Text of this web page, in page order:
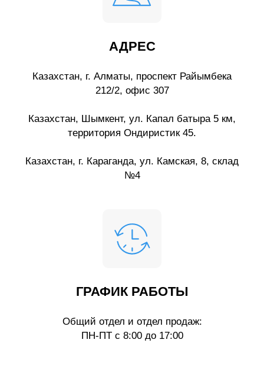
АДРЕС
Казахстан, г. Алматы, проспект Райымбека
212/2, офис 307
Казахстан, Шымкент, ул. Капал батыра 5 км,
территория Ондиристик 45.
Казахстан, г. Караганда, ул. Камская, 8, склад
№4
ГРАФИК РАБОТЫ
Общий отдел и отдел продаж:
ПН-ПТ с 8:00 до 17:00